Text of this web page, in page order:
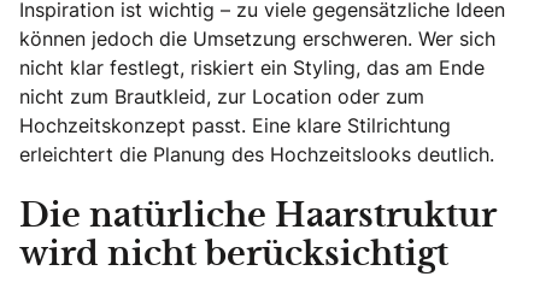
Inspiration ist wichtig – zu viele gegensätzliche Ideen
können jedoch die Umsetzung erschweren. Wer sich
nicht klar festlegt, riskiert ein Styling, das am Ende
nicht zum Brautkleid, zur Location oder zum
Hochzeitskonzept passt. Eine klare Stilrichtung
erleichtert die Planung des Hochzeitslooks deutlich.
Die natürliche Haarstruktur
wird nicht berücksichtigt